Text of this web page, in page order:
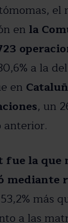
el
enla
a la
en
, un
anterior.
fue la que
mediante
más
a las